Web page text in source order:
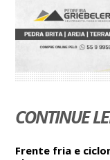
CONTINUE
Frente fria e